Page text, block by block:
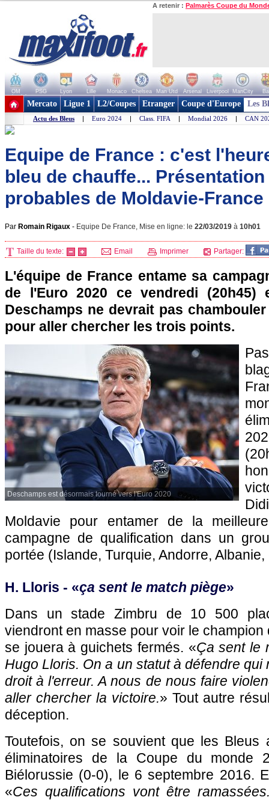
A retenir : Palmarès Coupe du
OM PSG Lyon Lille Monaco Chelsea Man Utd Arsenal Liverpool ManCity
+ de clubs
Mercato Ligue 1 L2/Coupes Etranger Coupe d'Europe Les
Actu des Bleus | Euro 2024 | Class. FIFA | Mondial 2026 | CAN
Equipe de France : c'est
bleu de chauffe...
probables de Moldavie-France
Par Romain Rigaux - Equipe De France, Mise en ligne: le 22/03/2019 à 10h01
Taille du texte: Email Imprimer Partager:
L'équipe de France entame sa
de l'Euro 2020 ce vendredi (20h45)
Deschamps ne devrait pas
pour aller chercher les trois points.
Deschamps est désormais tourné vers l'Euro 2020
Moldavie pour entamer de la
campagne de qualification dans un
portée (Islande, Turquie, Andorre,
H. Lloris - «ça sent le match piège»
Dans un stade Zimbru de 10 500
viendront en masse pour voir le champion
se jouera à guichets fermés. «Ça sent le
Hugo Lloris. On a un statut à défendre
droit à l'erreur. A nous de nous faire
aller chercher la victoire.» Tout autre
déception.
Toutefois, on se souvient que les Bleus
éliminatoires de la Coupe du monde
Biélorussie (0-0), le 6 septembre 2016.
«Ces qualifications vont être